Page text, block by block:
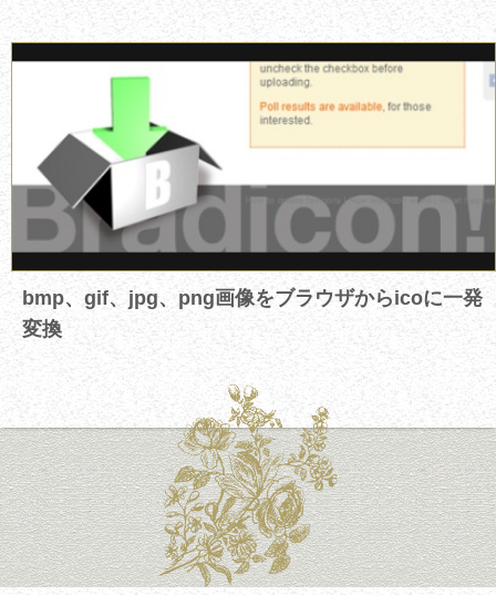
bmp、gif、jpg、png画像をブラウザからicoに一発
変換